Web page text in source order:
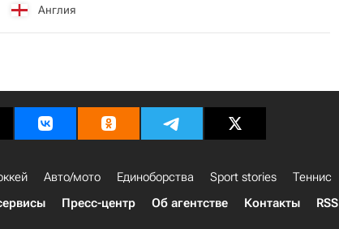
Англия
Авто/мото Единоборства Sport stories Теннис
Пресс-центр Об агентстве Контакты RSS